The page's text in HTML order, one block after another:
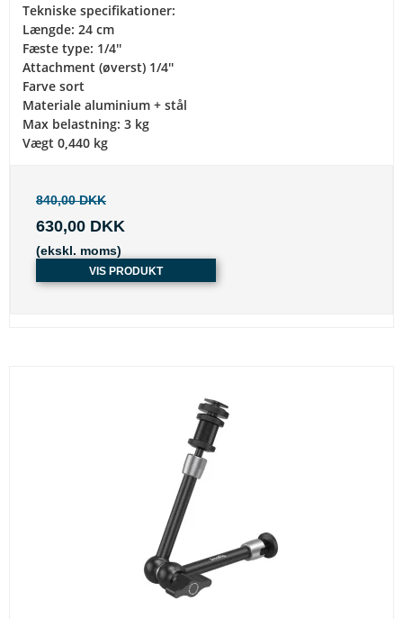
Tekniske specifikationer:
Længde: 24 cm
Fæste type: 1/4''
Attachment (øverst) 1/4''
Farve sort
Materiale aluminium + stål
Max belastning: 3 kg
Vægt 0,440 kg
840,00 DKK
630,00 DKK
(ekskl. moms)
VIS PRODUKT